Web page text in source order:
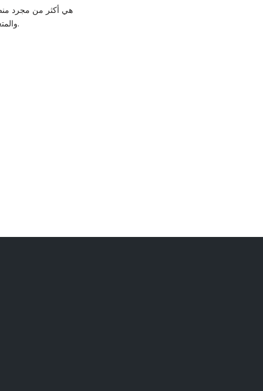
والمتعة في آنٍ واحد. ولكن يجب دائمًا استخدام المنصة بحذر واحترام للآخرين لضمان تجربة آمنة وإيجابية للجميع.